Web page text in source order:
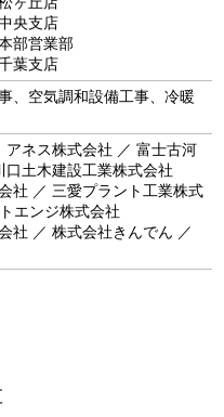
支店
営業部
葉支店
、空気調和設備工事、冷暖
アネス株式会社 ／ 富士古河
口土木建設工業株式会社
社 ／ 三愛プラント工業株式
エンジ株式会社
社 ／ 株式会社きんでん ／